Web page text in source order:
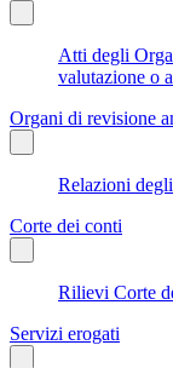
Atti degli
valutazione o
Organi di revisione
Relazioni
Corte dei conti
Rilievi Corte
Servizi erogati